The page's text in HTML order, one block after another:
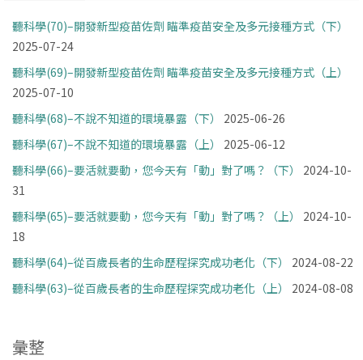
聽科學(70)–開發新型疫苗佐劑 瞄準疫苗安全及多元接種方式（下）
2025-07-24
聽科學(69)–開發新型疫苗佐劑 瞄準疫苗安全及多元接種方式（上）
2025-07-10
聽科學(68)–不說不知道的環境暴露（下）
2025-06-26
聽科學(67)–不說不知道的環境暴露（上）
2025-06-12
聽科學(66)–要活就要動，您今天有「動」對了嗎？（下）
2024-10-
31
聽科學(65)–要活就要動，您今天有「動」對了嗎？（上）
2024-10-
18
聽科學(64)–從百歲長者的生命歷程探究成功老化（下）
2024-08-22
聽科學(63)–從百歲長者的生命歷程探究成功老化（上）
2024-08-08
彙整